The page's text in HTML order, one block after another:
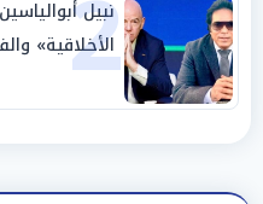
2
نبيل
الأخلاقية»
«عبادة العرش